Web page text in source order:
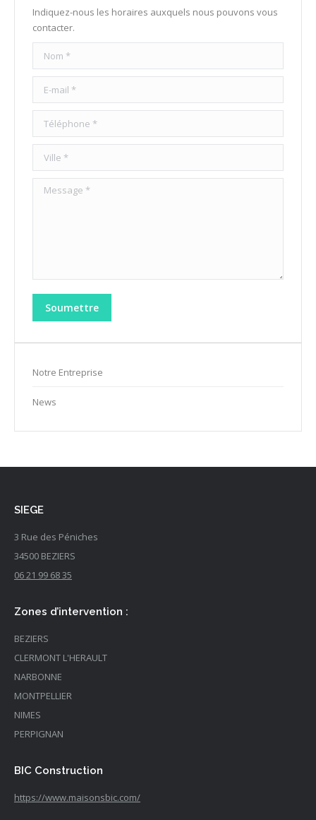
Indiquez-nous les horaires auxquels nous pouvons vous
contacter.
Nom *
E-mail *
Téléphone *
Ville *
Message *
Soumettre
Notre Entreprise
News
SIEGE
3 Rue des Péniches
34500 BEZIERS
06 21 99 68 35
Zones d’intervention :
BEZIERS
CLERMONT L'HERAULT
NARBONNE
MONTPELLIER
NIMES
PERPIGNAN
BIC Construction
https://www.maisonsbic.com/